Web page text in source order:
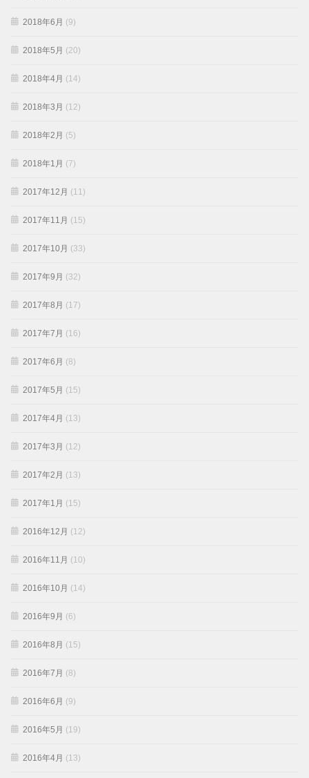
2018年6月 (9)
2018年5月 (20)
2018年4月 (14)
2018年3月 (12)
2018年2月 (5)
2018年1月 (7)
2017年12月 (11)
2017年11月 (15)
2017年10月 (33)
2017年9月 (32)
2017年8月 (17)
2017年7月 (16)
2017年6月 (8)
2017年5月 (15)
2017年4月 (13)
2017年3月 (12)
2017年2月 (13)
2017年1月 (15)
2016年12月 (12)
2016年11月 (10)
2016年10月 (14)
2016年9月 (6)
2016年8月 (15)
2016年7月 (8)
2016年6月 (9)
2016年5月 (19)
2016年4月 (13)